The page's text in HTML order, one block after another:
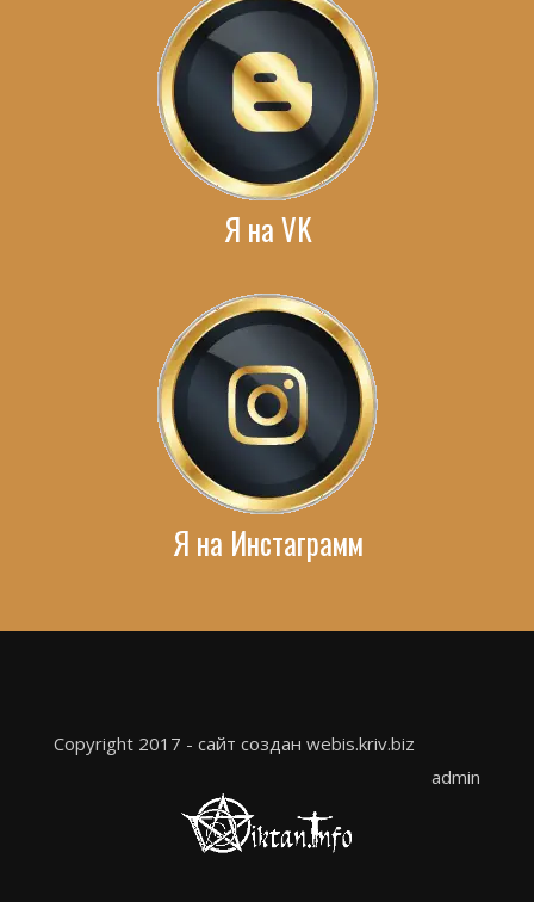
Я на VK
Я на Инстаграмм
Copyright 2017 - сайт создан webis.kriv.biz
admin